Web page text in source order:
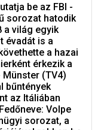
be az FBI -
sorozat hatodik
a világ egyik
évadát is a
a hazai
érkezik a
(TV4)
bűntények
az Itáliában
Volpe
sorozat, a